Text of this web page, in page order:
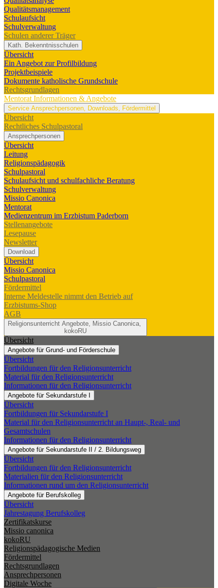
Qualitätsmanagement
Schulaufsicht
Schulverwaltung
Schulen anderer Träger
Kath. Bekenntnisschulen
Übersicht
Ein Angebot zur Profilbildung
Projektbeispiele
Dokumente katholische Grundschule
Rechtsgrundlagen
Mentorat Informationen & Angebote
Service Ansprechpersonen, Downloads, Fördermittel
Übersicht
Rechtliches Schulpastoral
Ansprechpersonen
Übersicht
Leitung
Religionspädagogik
Schulpastoral
Schulaufsicht und schulfachliche Beratung
Schulverwaltung
Missio Canonica
Mentorat
Medienzentrum im Erzbistum Paderborn
Stellenangebote
Lesepause
Newsletter
Download
Übersicht
Missio Canonica
Schulpastoral
Fördermittel
Interne Meldestelle nimmt den Betrieb auf
Erzbistums-Shop
AGB
Religionsunterricht Angebote, Missio Canonica,
kokoRU
Übersicht
Angebote für Grund- und Förderschule
Übersicht
Fortbildungen für den Religionsunterricht
Material für den Religionsunterricht
Informationen für den Religionsunterricht
Angebote für Sekundarstufe I
Übersicht
Fortbildungen für Sekundarstufe I
Material für den Religionsunterricht an Haupt-, Real- und
Gesamtschulen
Informationen für den Religionsunterricht
Angebote für Sekundarstufe II / 2. Bildungsweg
Übersicht
Fortbildungen für den Religionsunterricht
Materialien für den Religionsunterricht
Informationen rund um den Religionsunterricht
Angebote für Berufskolleg
Übersicht
Jahrestagung Berufskolleg
Zertifikatskurse
Missio canonica
kokoRU
Religionspädagogische Medien
Fördermittel
Rechtsgrundlagen
Ansprechpersonen
Digitale Woche